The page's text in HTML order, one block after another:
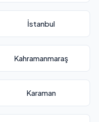
İstanbul
Kahramanmaraş
Karaman